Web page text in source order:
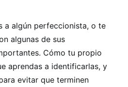
a algún perfeccionista, o te
algunas de sus
Cómo tu propio
aprendas a identificarlas, y
evitar que terminen